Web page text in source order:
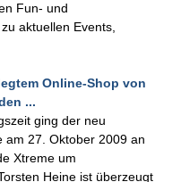
Fun- und
aktuellen Events,
Online-Shop von
...
ging der neu
am 27. Oktober 2009 an
Xtreme um
Heine ist überzeugt